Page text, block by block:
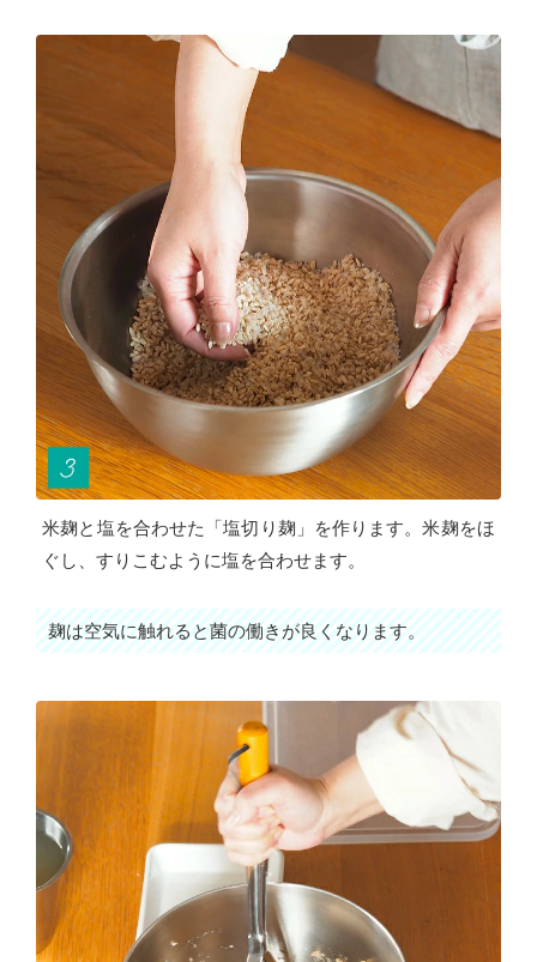
米麹と塩を合わせた「塩切り麹」を作ります。米麹をほ
ぐし、すりこむように塩を合わせます。
麹は空気に触れると菌の働きが良くなります。